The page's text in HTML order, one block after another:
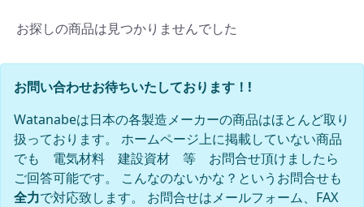
お探しの商品は見つかりませんでした
お問い合わせお待ちいたしております！!
Watanabeは日本の各製造メーカーの商品はほとんど取り
扱っております。 ホームページ上に掲載していない商品
でも 電気材料 建設資材 等 お問合せ頂けましたら
ご回答可能です。 こんなのないかな？というお問合せも
全力で対応致します。 お問合せはメールフォーム、FAX